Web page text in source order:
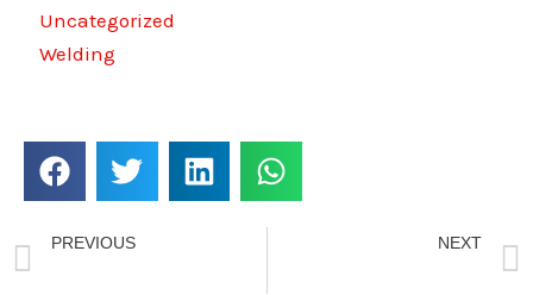
Uncategorized
Welding
Prev
PREVIOUS NEXT